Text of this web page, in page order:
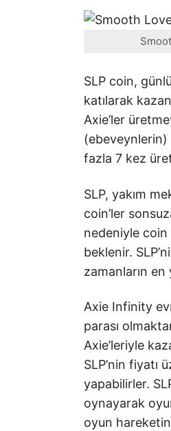
SLP coin,
katılarak
Axie’ler
(ebeveynlerin)
fazla 7 kez
SLP, yakım
coin’ler
nedeniyle coin
beklenir.
zamanların en
Axie Infinity
parası
Axie’leriyle
SLP’nin fiyatı
yapabilirler.
oynayarak
oyun